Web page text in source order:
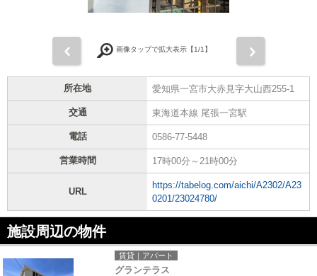
画像タップで拡大表示【1/1】
所在地 愛知県一宮市大赤見字大山西255-1
交通 東海道本線 尾張一宮駅
電話 0586-77-5448
営業時間 17時00分～21時00分
URL
https://tabelog.com/aichi/A2302/A23
0201/23024780/
施設周辺の物件
賃貸｜アパート
グランテラス